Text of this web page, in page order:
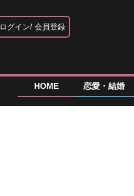
ログイン 会員登録
HOME 恋愛・結婚